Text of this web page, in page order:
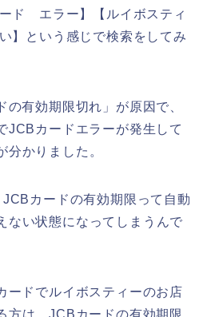
ド エラー】【ルイボスティ
】という感じで検索をしてみ
有効期限切れ」が原因で、
JCBカードエラーが発生して
分かりました。
カードの有効期限って自動
ない状態になってしまうんで
ードでルイボスティーのお店